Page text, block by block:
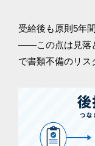
受給後も原則5年
——この点は見落
で書類不備のリス